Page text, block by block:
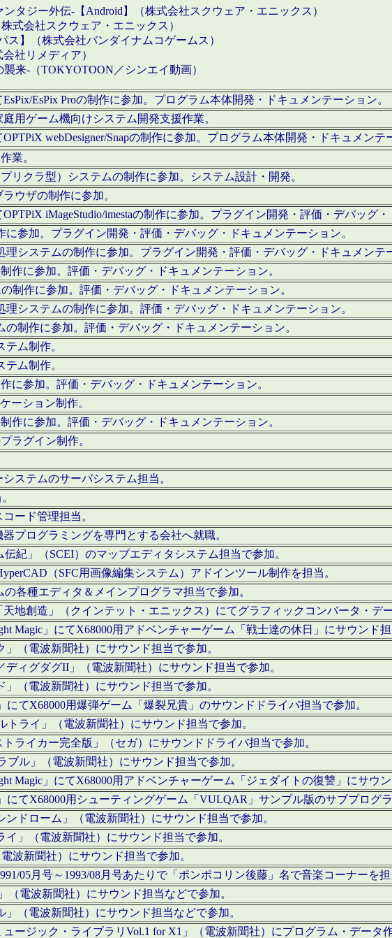
タジー外伝-【Android】（株式会社スクウェア・エニックス）
式会社スクウェア・エニックス）
ス】（株式会社バンダイナムコゲームス）
社リメディア）
来-（TOKYOTOON／シンエイ動画）
EsPix Proの制作に参加。プログラム本体開発・ドキュメンテーション。
用ゲーム機向けシステム開発支援作業。
webDesigner/Snapの制作に参加。プログラム本体開発・ドキュメンテ
業。
リクラ型）システムの制作に参加。システム設計・開発。
ウザの制作に参加。
iMageStudio/imestaの制作に参加。プラグイン開発・評価・デバッグ
参加。プラグイン開発・評価・デバッグ・ドキュメンテーション。
システムの制作に参加。プラグイン開発・評価・デバッグ・ドキュメンテ
作に参加。評価・デバッグ・ドキュメンテーション。
制作に参加。評価・デバッグ・ドキュメンテーション。
システムの制作に参加。評価・デバッグ・ドキュメンテーション。
制作に参加。評価・デバッグ・ドキュメンテーション。
ム制作。
ム制作。
に参加。評価・デバッグ・ドキュメンテーション。
ーション制作。
作に参加。評価・デバッグ・ドキュメンテーション。
ラグイン制作。
ステムのサーバシステム担当。
ード管理担当。
プログラミングを専門とする会社へ就職。
紀」（SCEI）のマップエディタシステム担当で参加。
（SFC用画像編集システム）アドインツール制作を担当。
各種エディタ＆メインプログラマ担当で参加。
地創造」（クインテット・エニックス）にてグラフィックコンバータ・デ
Magic」にてX68000用アドベンチャーゲーム「戦士達の休日」にサウンド
（電波新聞社）にサウンド担当で参加。
ディグダグII」（電波新聞社）にサウンド担当で参加。
（電波新聞社）にサウンド担当で参加。
にてX68000用爆弾ゲーム「爆裂兄貴」のサウンドドライバ担当で参加。
トライ」（電波新聞社）にサウンド担当で参加。
ライカー完全版」（セガ）にサウンドドライバ担当で参加。
ブル」（電波新聞社）にサウンド担当で参加。
Magic」にてX68000用アドベンチャーゲーム「ジェダイトの復讐」にサウ
にてX68000用シューティングゲーム「VULQAR」サンプル版のサブプログ
ンドローム」（電波新聞社）にサウンド担当で参加。
」（電波新聞社）にサウンド担当で参加。
波新聞社）にサウンド担当で参加。
05月号～1993/08月号あたりで「ポンポコリン後藤」名で音楽コーナーを
（電波新聞社）にサウンド担当などで参加。
（電波新聞社）にサウンド担当などで参加。
ージック・ライブラリVol.1 for X1」（電波新聞社）にプログラム・データ